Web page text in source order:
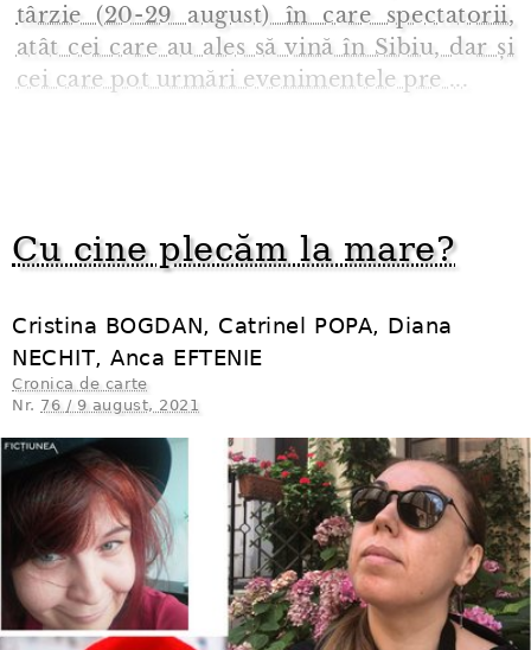
târzie (20-29 august) în care spectatorii,
atât cei care au ales să vină în Sibiu, dar și
cei care pot urmări evenimentele pre ...
Cu cine plecăm la mare?
Cristina BOGDAN, Catrinel POPA, Diana
NECHIT, Anca EFTENIE
Cronica de carte
Nr. 76 / 9 august, 2021